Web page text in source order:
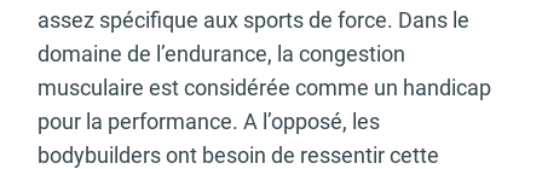
assez spécifique aux sports de force. Dans le
domaine de l’endurance, la congestion
musculaire est considérée comme un handicap
pour la performance. A l’opposé, les
bodybuilders ont besoin de ressentir cette